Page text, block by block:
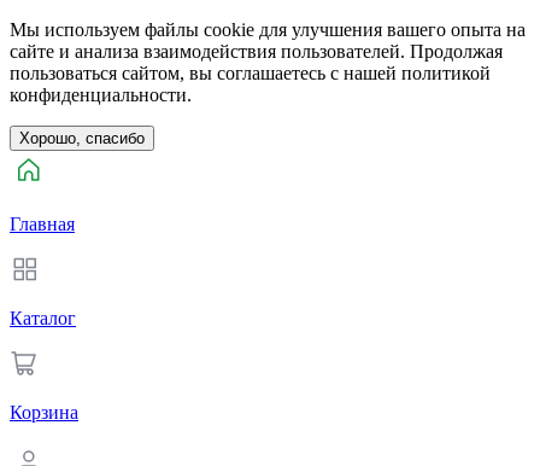
Мы используем файлы cookie для улучшения вашего опыта на
сайте и анализа взаимодействия пользователей. Продолжая
пользоваться сайтом, вы соглашаетесь с нашей политикой
конфиденциальности.
Хорошо, спасибо
Главная
Каталог
Корзина